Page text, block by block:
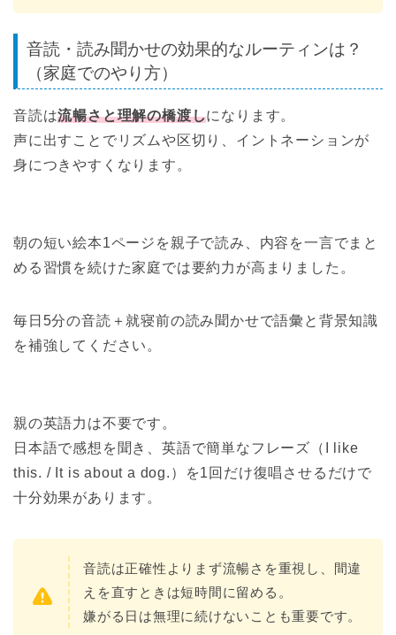
音読・読み聞かせの効果的なルーティンは？
（家庭でのやり方）
音読は流暢さと理解の橋渡しになります。
声に出すことでリズムや区切り、イントネーションが
身につきやすくなります。
朝の短い絵本1ページを親子で読み、内容を一言でまと
める習慣を続けた家庭では要約力が高まりました。
毎日5分の音読＋就寝前の読み聞かせで語彙と背景知識
を補強してください。
親の英語力は不要です。
日本語で感想を聞き、英語で簡単なフレーズ（I like
this. / It is about a dog.）を1回だけ復唱させるだけで
十分効果があります。
音読は正確性よりまず流暢さを重視し、間違
えを直すときは短時間に留める。
嫌がる日は無理に続けないことも重要です。